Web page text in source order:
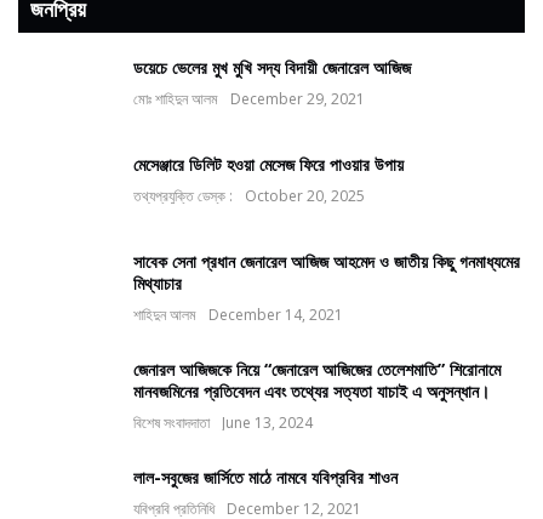
জনপ্রিয়
ডয়েচে ভেলের মুখ মুখি সদ্য বিদায়ী জেনারেল আজিজ
মোঃ শাহিদুন আলম December 29, 2021
মেসেঞ্জারে ডিলিট হওয়া মেসেজ ফিরে পাওয়ার উপায়
তথ্যপ্রযুক্তি ডেস্ক : October 20, 2025
সাবেক সেনা প্রধান জেনারেল আজিজ আহমেদ ও জাতীয় কিছু গনমাধ্যমের
মিথ্যাচার
শাহিদুন আলম December 14, 2021
জেনারল আজিজকে নিয়ে “জেনারেল আজিজের তেলেশমাতি” শিরোনামে
মানবজমিনের প্রতিবেদন এবং তথ্যের সত্যতা যাচাই এ অনুসন্ধান।
বিশেষ সংবাদদাতা June 13, 2024
লাল-সবুজের জার্সিতে মাঠে নামবে যবিপ্রবির শাওন
যবিপ্রবি প্রতিনিধি December 12, 2021